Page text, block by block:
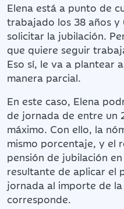
Elena está a punto de
trabajado los 38 años y
solicitar la jubilación.
que quiere seguir
Eso sí, le va a plantear
manera parcial.
En este caso, Elena
de jornada de entre un
máximo. Con ello, la
mismo porcentaje, y el
pensión de jubilación
resultante de aplicar el
jornada al importe de
corresponde.